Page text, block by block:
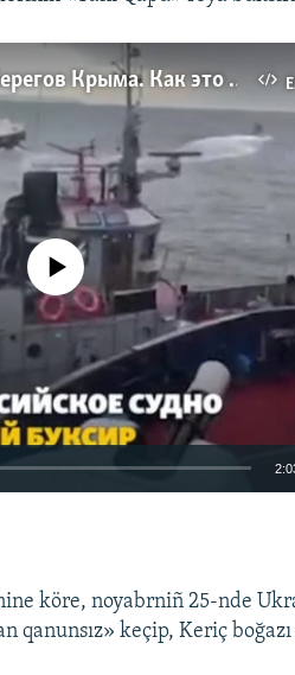
Захват украинских кораблей у берегов Крыма. Как это было (видео)
currently available
köre, noyabrniñ 25-nde
qanunsız» keçip, Keriç